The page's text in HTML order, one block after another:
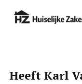
Heeft Karl